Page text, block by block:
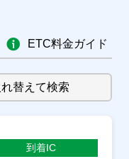
替えて検索
ETC料金ガイド
到着IC